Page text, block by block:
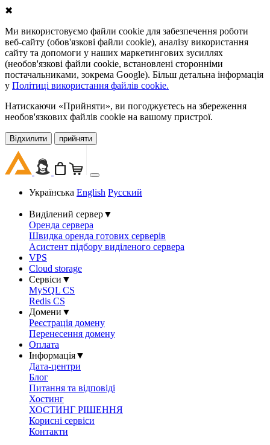
✖
Ми використовуємо файли cookie для забезпечення роботи
веб-сайту (обов'язкові файли cookie), аналізу використання
сайту та допомоги у наших маркетингових зусиллях
(необов'язкові файли cookie, встановлені сторонніми
постачальниками, зокрема Google). Більш детальна інформація
у Політиці використання файлів cookie.
Натискаючи «Прийняти», ви погоджуєтесь на збереження
необов'язкових файлів cookie на вашому пристрої.
Відхилити прийняти
Українська English Русский
Виділений сервер▼
Оренда сервера
Швидка оренда готових серверів
Асистент підбору виділеного сервера
VPS
Cloud storage
Сервіси ▼
MySQL CS
Redis CS
Домени ▼
Реєстрація домену
Перенесення домену
Оплата
Інформація▼
Дата-центри
Блог
Питання та відповіді
Хостинг
ХОСТИНГ РІШЕННЯ
Корисні сервіси
Контакти